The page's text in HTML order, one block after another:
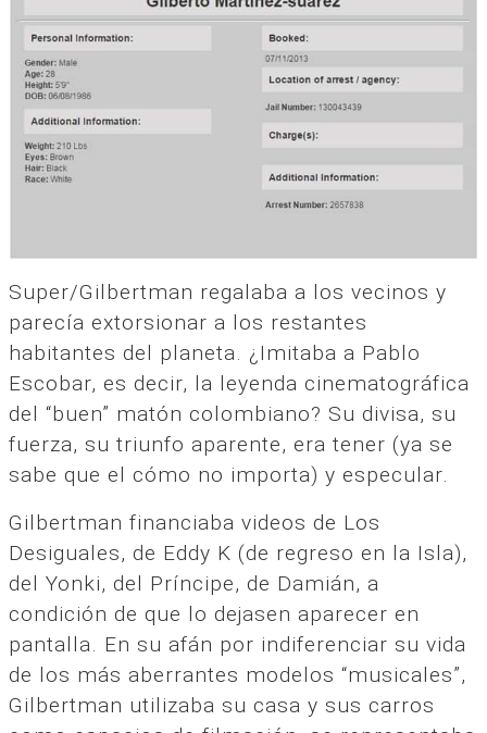
Super/Gilbertman regalaba a los vecinos y
parecía extorsionar a los restantes
habitantes del planeta. ¿Imitaba a Pablo
Escobar, es decir, la leyenda cinematográfica
del “buen” matón colombiano? Su divisa, su
fuerza, su triunfo aparente, era tener (ya se
sabe que el cómo no importa) y especular.
Gilbertman financiaba videos de Los
Desiguales, de Eddy K (de regreso en la Isla),
del Yonki, del Príncipe, de Damián, a
condición de que lo dejasen aparecer en
pantalla. En su afán por indiferenciar su vida
de los más aberrantes modelos “musicales”,
Gilbertman utilizaba su casa y sus carros